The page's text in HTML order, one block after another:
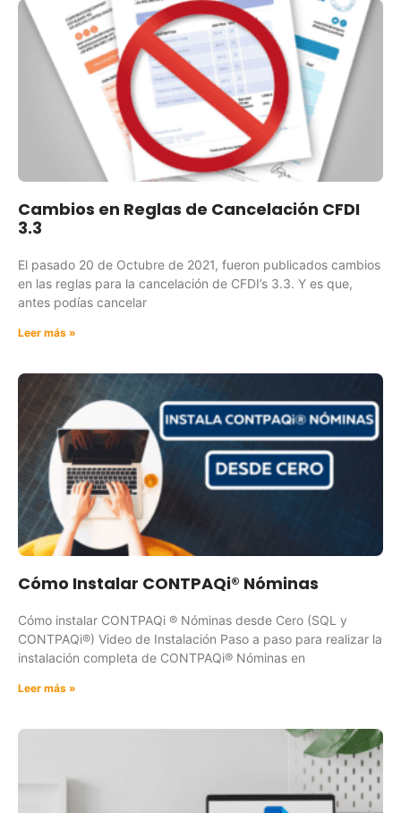
Cambios en Reglas de Cancelación CFDI
3.3
El pasado 20 de Octubre de 2021, fueron publicados cambios
en las reglas para la cancelación de CFDI’s 3.3. Y es que,
antes podías cancelar
Leer más »
Cómo Instalar CONTPAQi® Nóminas
Cómo instalar CONTPAQi ® Nóminas desde Cero (SQL y
CONTPAQi®) Video de Instalación Paso a paso para realizar la
instalación completa de CONTPAQi® Nóminas en
Leer más »